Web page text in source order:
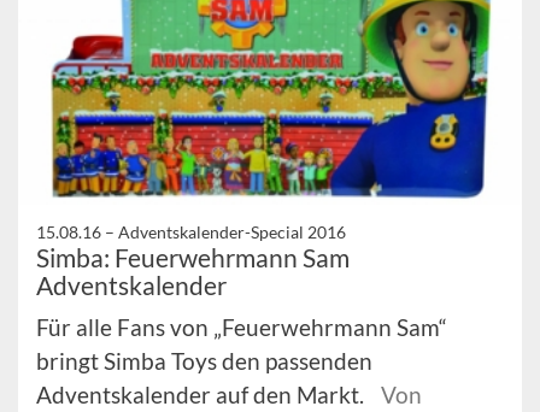
15.08.16 – Adventskalender-Special 2016
Simba: Feuerwehrmann Sam
Adventskalender
Für alle Fans von „Feuerwehrmann Sam“
bringt Simba Toys den passenden
Adventskalender auf den Markt.
Von